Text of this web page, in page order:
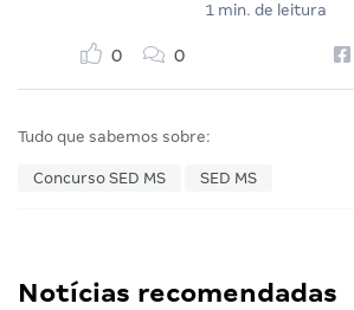
1 min. de leitura
0 0
Tudo que sabemos sobre:
Concurso SED MS SED MS
Notícias recomendadas